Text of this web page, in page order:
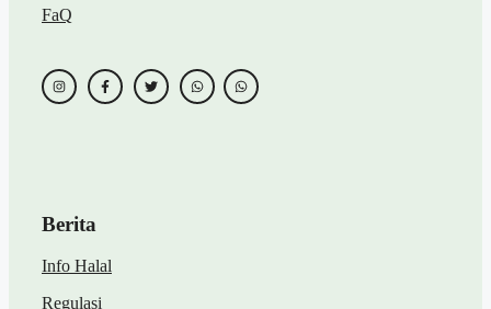
FaQ
Berita
Info Halal
Regulasi